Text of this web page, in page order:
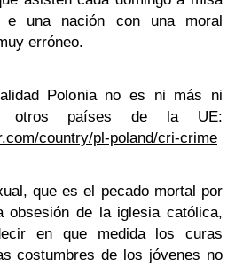
una nación con una moral
erróneo.
Polonia no es ni más ni
otros países de la UE:
country/pl-poland/cri-crime
que es el pecado mortal por
obsesión de la iglesia católica,
en que medida los curas
costumbres de los jóvenes no